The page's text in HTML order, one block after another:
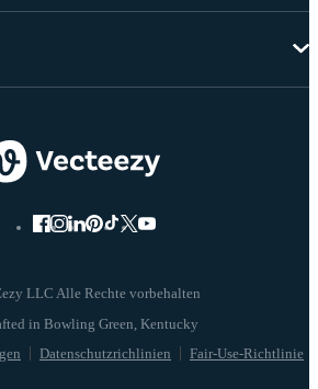
LLC Alle Rechte vorbehalten
Datenschutzrichlinien Fair-Use-Richtlinie